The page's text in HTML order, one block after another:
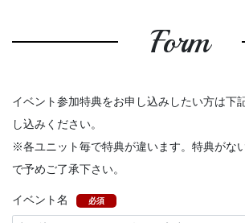
Form
イベント参加特典をお申し込みしたい方は下
し込みください。
※各ユニット毎で特典が違います。特典がな
で予めご了承下さい。
イベント名 必須